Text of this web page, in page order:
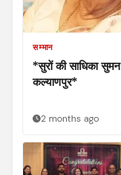
सम्मान
*सुरों की साधिका सुमन
कल्याणपुर*
2 months ago